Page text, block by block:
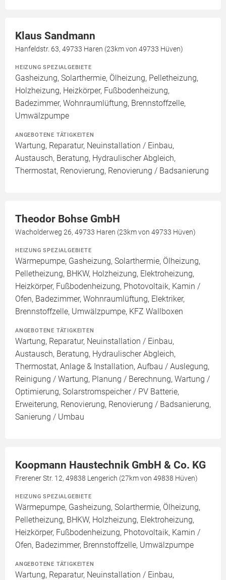
Klaus Sandmann
Hanfeldstr. 63, 49733 Haren (23km von 49733 Hüven)
HEIZUNG SPEZIALGEBIETE
Gasheizung, Solarthermie, Ölheizung, Pelletheizung,
Holzheizung, Heizkörper, Fußbodenheizung,
Badezimmer, Wohnraumlüftung, Brennstoffzelle,
Umwälzpumpe
ANGEBOTENE TÄTIGKEITEN
Wartung, Reparatur, Neuinstallation / Einbau,
Austausch, Beratung, Hydraulischer Abgleich,
Thermostat, Renovierung, Renovierung / Badsanierung
Theodor Bohse GmbH
Wacholderweg 26, 49733 Haren (23km von 49733 Hüven)
HEIZUNG SPEZIALGEBIETE
Wärmepumpe, Gasheizung, Solarthermie, Ölheizung,
Pelletheizung, BHKW, Holzheizung, Elektroheizung,
Heizkörper, Fußbodenheizung, Photovoltaik, Kamin /
Ofen, Badezimmer, Wohnraumlüftung, Elektriker,
Brennstoffzelle, Umwälzpumpe, KFZ Wallboxen
ANGEBOTENE TÄTIGKEITEN
Wartung, Reparatur, Neuinstallation / Einbau,
Austausch, Beratung, Hydraulischer Abgleich,
Thermostat, Anlage & Installation, Aufbau / Auslegung,
Reinigung / Wartung, Planung / Berechnung, Wartung /
Optimierung, Solarstromspeicher / PV Batterie,
Erweiterung, Renovierung, Renovierung / Badsanierung,
Sanierung / Umbau
Koopmann Haustechnik GmbH & Co. KG
Frerener Str. 12, 49838 Lengerich (27km von 49838 Hüven)
HEIZUNG SPEZIALGEBIETE
Wärmepumpe, Gasheizung, Solarthermie, Ölheizung,
Pelletheizung, BHKW, Holzheizung, Elektroheizung,
Heizkörper, Fußbodenheizung, Photovoltaik, Kamin /
Ofen, Badezimmer, Brennstoffzelle, Umwälzpumpe
ANGEBOTENE TÄTIGKEITEN
Wartung, Reparatur, Neuinstallation / Einbau,